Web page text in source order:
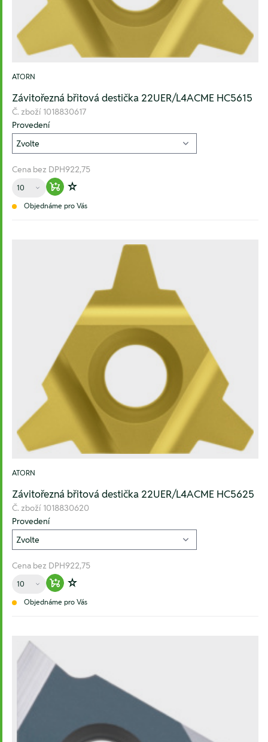
ATORN
Závitořezná břitová destička 22UER/L4ACME HC5615
Č. zboží 1018830617
Provedení
Cena bez DPH922,75
Množství
Warenkorb hinzufügen
Zur Wunschliste hinzufügen
Objednáme pro Vás
ATORN
Závitořezná břitová destička 22UER/L4ACME HC5625
Č. zboží 1018830620
Provedení
Cena bez DPH922,75
Množství
Warenkorb hinzufügen
Zur Wunschliste hinzufügen
Objednáme pro Vás